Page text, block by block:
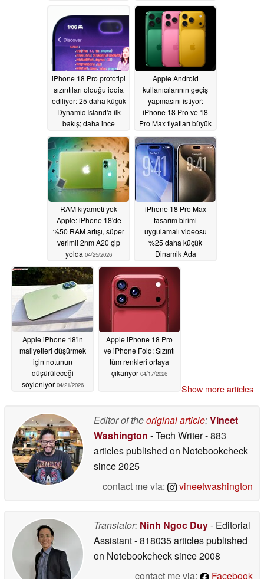
açıklığını "çalacak"
05/05/2026
05/04/2026
iPhone 18 Pro prototipi
sızıntıları olduğu iddia
ediliyor: 25 daha küçük
Dynamic Island'a ilk
bakış; daha ince
05/02/2026
Apple Android
kullanıcılarının geçiş
yapmasını istiyor:
iPhone 18 Pro ve 18
Pro Max fiyatları büyük
geliyor?05/02/2026
RAM kıyameti yok
Apple: iPhone 18'de
%50 RAM artışı, süper
verimli 2nm A20 çip
yolda 04/25/2026
iPhone 18 Pro Max
tasarım birimi
uygulamalı videosu
%25 daha küçük
Dinamik Ada
diyafram açıklığı
muhtemel
Apple iPhone 18'in
maliyetleri düşürmek
için notunun
düşürüleceği
söyleniyor 04/21/2026
Apple iPhone 18 Pro
ve iPhone Fold: Sızıntı
tüm renkleri ortaya
çıkarıyor 04/17/2026
Show more articles
Editor of theoriginal article:Vineet
Washington - Tech Writer- 883
articles published on Notebookcheck
since 2025
contact me via:
vineetwashington
Translator: Ninh Ngoc Duy- Editorial
Assistant- 818035 articles published
on Notebookchecksince 2008
contact me via:
Facebook